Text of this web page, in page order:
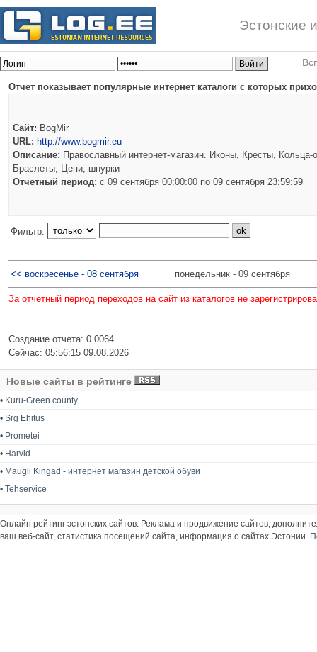
Эстонские
Отчет показывает популярные интернет каталоги с которых
Сайт: BogMir
URL: http://www.bogmir.eu
Описание: Православный интернет-магазин. Иконы, Кресты, Кольца-
Браслеты, Цепи, шнурки
Отчетный период: c 09 сентября 00:00:00 по 09 сентября 23:59:59
Фильтр:
<< воскресенье - 08 сентября понедельник - 09 сентября
За отчетный период переходов на сайт из каталогов не
Создание отчета: 0.0064.
Сейчас: 05:56:15 09.08.2026
Новые сайты в рейтинге
• Kuru-Green county
• Srg Ehitus
• Prometei
• Harvid
• Maugli Kingad - интернет магазин детской обуви
• Tehservice
Онлайн рейтинг эстонских сайтов. Реклама и продвижение сайтов,
ваш веб-сайт, статистика посещений сайта, информация о сайтах Эстонии.